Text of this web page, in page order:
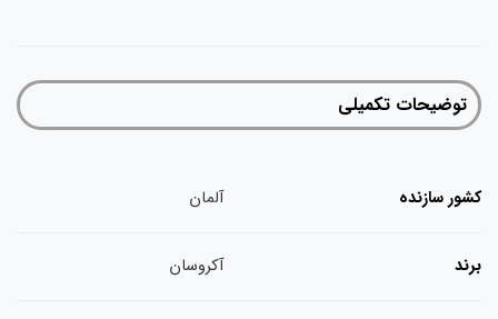
توضیحات تکمیلی
سازنده آلمان
آکروسان